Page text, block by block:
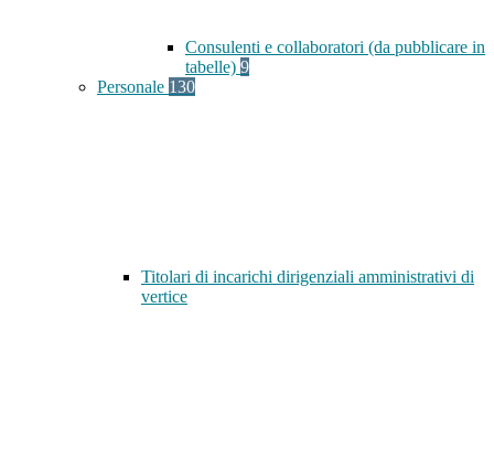
Consulenti e collaboratori (da pubblicare in
tabelle) 9
Personale 130
Titolari di incarichi dirigenziali amministrativi di
vertice